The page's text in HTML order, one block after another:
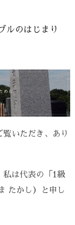
いようなイメー
建築と同じレベ
すべてに立ち
りがたかったで
いる姿勢にも感
の導入と、耐震
のお墓は、立て
は無防備でし
。少し時をおい
が、つるつるの
ルもほとんど
できました。
ルのはじまり
いただき、あり
私は代表の「1級
たかし）と申し